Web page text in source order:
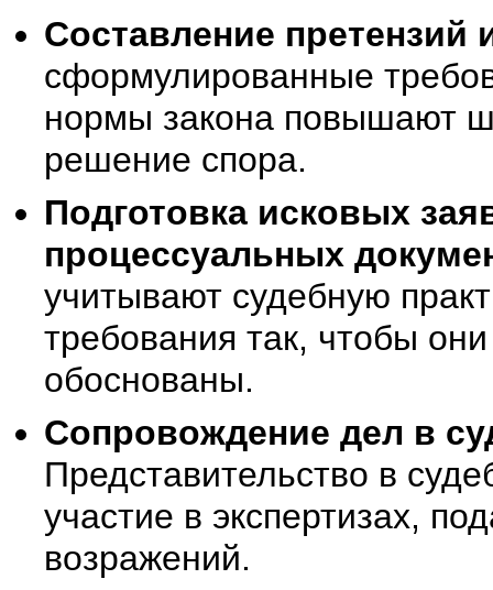
Составление претензий
сформулированные
нормы закона повышают
решение спора.
Подготовка исковых
процессуальных
учитывают судебную
требования так, чтобы
обоснованы.
Сопровождение дел в
Представительство в
участие в экспертизах,
возражений.